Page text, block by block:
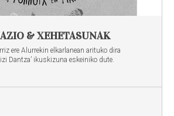
& XEHETASUNAK
ere Alurrekin elkarlanean arituko dira
Dantza’ ikuskizuna eskeiniko dute.